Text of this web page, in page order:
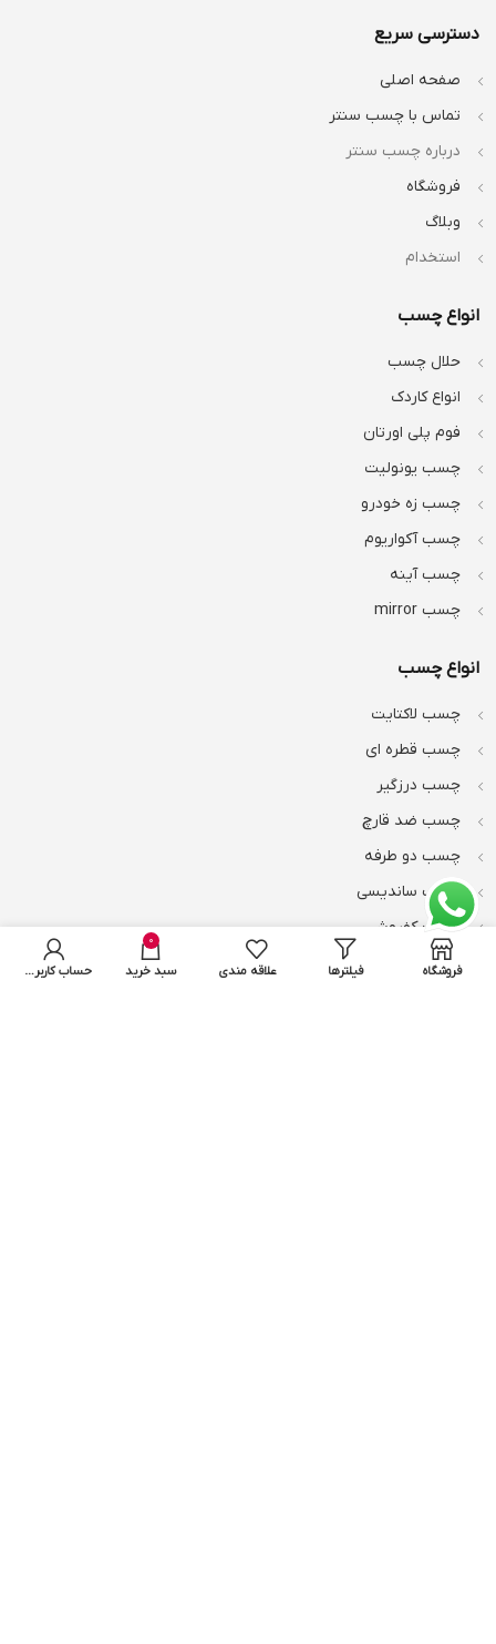
دسترسی سریع
صفحه اصلی
تماس با چسب سنتر
درباره چسب سنتر
فروشگاه
وبلاگ
استخدام
انواع چسب
حلال چسب
انواع کاردک
فوم پلی اورتان
چسب یونولیت
چسب زه خودرو
چسب آکواریوم
چسب آینه
چسب mirror
انواع چسب
چسب لاکتایت
چسب قطره ای
چسب درزگیر
چسب ضد قارچ
چسب دو طرفه
چسب ساندیسی
چسب کفپوش
چسب بنر
فروشگاه فیلترها علاقه مندی
0
سبد خرید حساب کاربری من